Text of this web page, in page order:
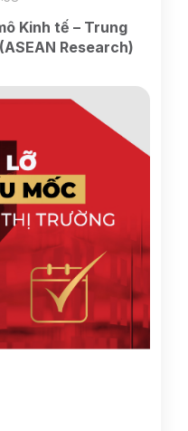
Kinh tế – Trung
Research)